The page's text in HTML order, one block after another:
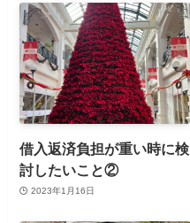
借入返済負担が重い時に検
討したいこと②
2023年1月16日